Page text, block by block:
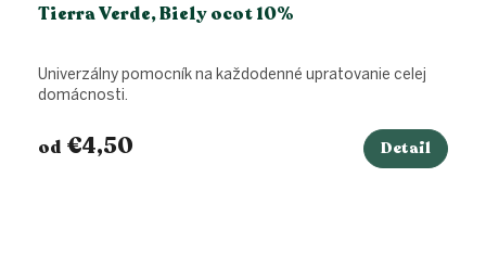
Tierra Verde, Biely ocot 10%
od €4,50 Detail
Univerzálny pomocník na každodenné upratovanie celej
domácnosti.